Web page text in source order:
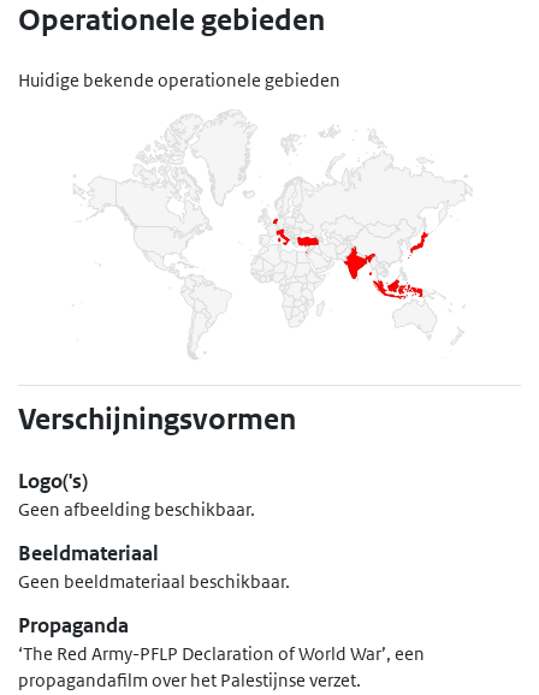
Operationele gebieden
Huidige bekende operationele gebieden
India, Indonesië, Israël, Italië, Japan, Maleisië, Nederland,
Verschijningsvormen
Logo('s)
Geen afbeelding beschikbaar.
Beeldmateriaal
Geen beeldmateriaal beschikbaar.
Propaganda
‘The Red Army-PFLP Declaration of World War’, een
propagandafilm over het Palestijnse verzet.